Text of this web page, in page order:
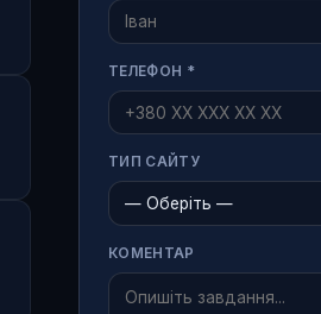
ТЕЛЕФОН *
ТИП САЙТУ
КОМЕНТАР